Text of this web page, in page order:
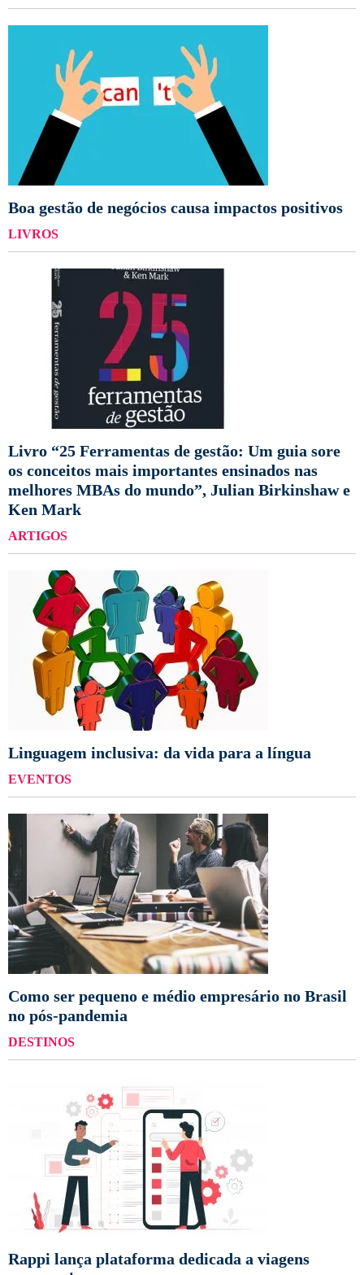
Boa gestão de negócios causa impactos positivos
LIVROS
Livro “25 Ferramentas de gestão: Um guia sore
os conceitos mais importantes ensinados nas
melhores MBAs do mundo”, Julian Birkinshaw e
Ken Mark
ARTIGOS
Linguagem inclusiva: da vida para a língua
EVENTOS
Como ser pequeno e médio empresário no Brasil
no pós-pandemia
DESTINOS
Rappi lança plataforma dedicada a viagens